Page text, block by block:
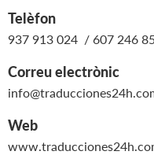
Telèfon
937 913 024 / 607 246
Correu electrònic
Web